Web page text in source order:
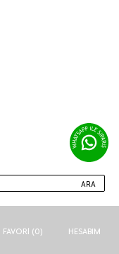
ARA
FAVORI (0) HESABIM